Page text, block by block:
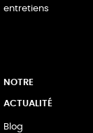
entretiens
NOTRE
ACTUALITÉ
Blog